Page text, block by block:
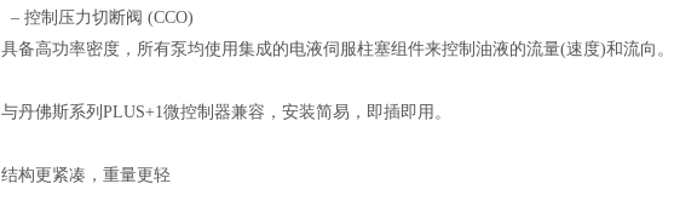
‒ 控制压力切断阀 (CCO)
具备高功率密度，所有泵均使用集成的电液伺服柱塞组件来控制油液的流量(速度)和流向。
与丹佛斯系列 PLUS+1微控制器兼容，安装简易，即插即用。
结构更紧凑，重量更轻